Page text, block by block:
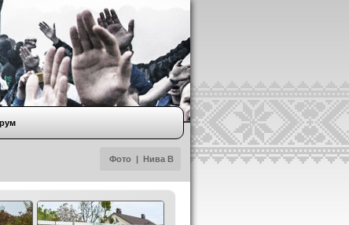
Фото | Нива В